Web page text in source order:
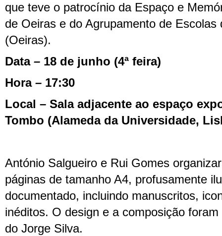
que teve o patrocínio da Espaço e
de Oeiras e do Agrupamento de Escolas
(Oeiras).
Data– 18 de junho (4ª feira)
Hora– 17:30
Local – Sala adjacente ao espaço
Tombo (Alameda da Universidade,
António Salgueiro e Rui Gomes
páginas de tamanho A4, profusamente
documentado, incluindo manuscritos,
inéditos. O design e a composição
do Jorge Silva.